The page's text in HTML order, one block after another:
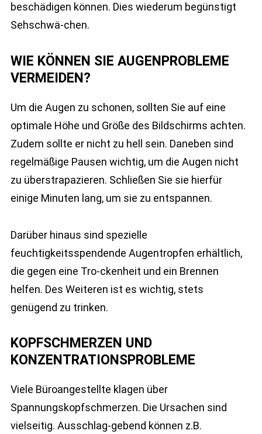
beschädigen können. Dies wiederum begünstigt
Sehschwä-chen.
WIE KÖNNEN SIE AUGENPROBLEME
VERMEIDEN?
Um die Augen zu schonen, sollten Sie auf eine
optimale Höhe und Größe des Bildschirms achten.
Zudem sollte er nicht zu hell sein. Daneben sind
regelmäßige Pausen wichtig, um die Augen nicht
zu überstrapazieren. Schließen Sie sie hierfür
einige Minuten lang, um sie zu entspannen.
Darüber hinaus sind spezielle
feuchtigkeitsspendende Augentropfen erhältlich,
die gegen eine Tro-ckenheit und ein Brennen
helfen. Des Weiteren ist es wichtig, stets
genügend zu trinken.
KOPFSCHMERZEN UND
KONZENTRATIONSPROBLEME
Viele Büroangestellte klagen über
Spannungskopfschmerzen. Die Ursachen sind
vielseitig. Ausschlag-gebend können z.B.